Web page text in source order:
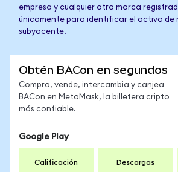
empresa y cualquier otra marca
únicamente para identificar el activo de
subyacente.
Obtén BACon en segundos
Compra, vende, intercambia y canjea
BACon en MetaMask, la billetera cripto
más confiable.
Google Play
Calificación Descargas